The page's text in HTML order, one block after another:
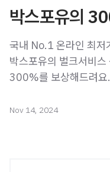
박스포유의
국내 No.1 온라인 최저
박스포유의 벌크서비
300%를 보상해드려요.
Nov 14, 2024